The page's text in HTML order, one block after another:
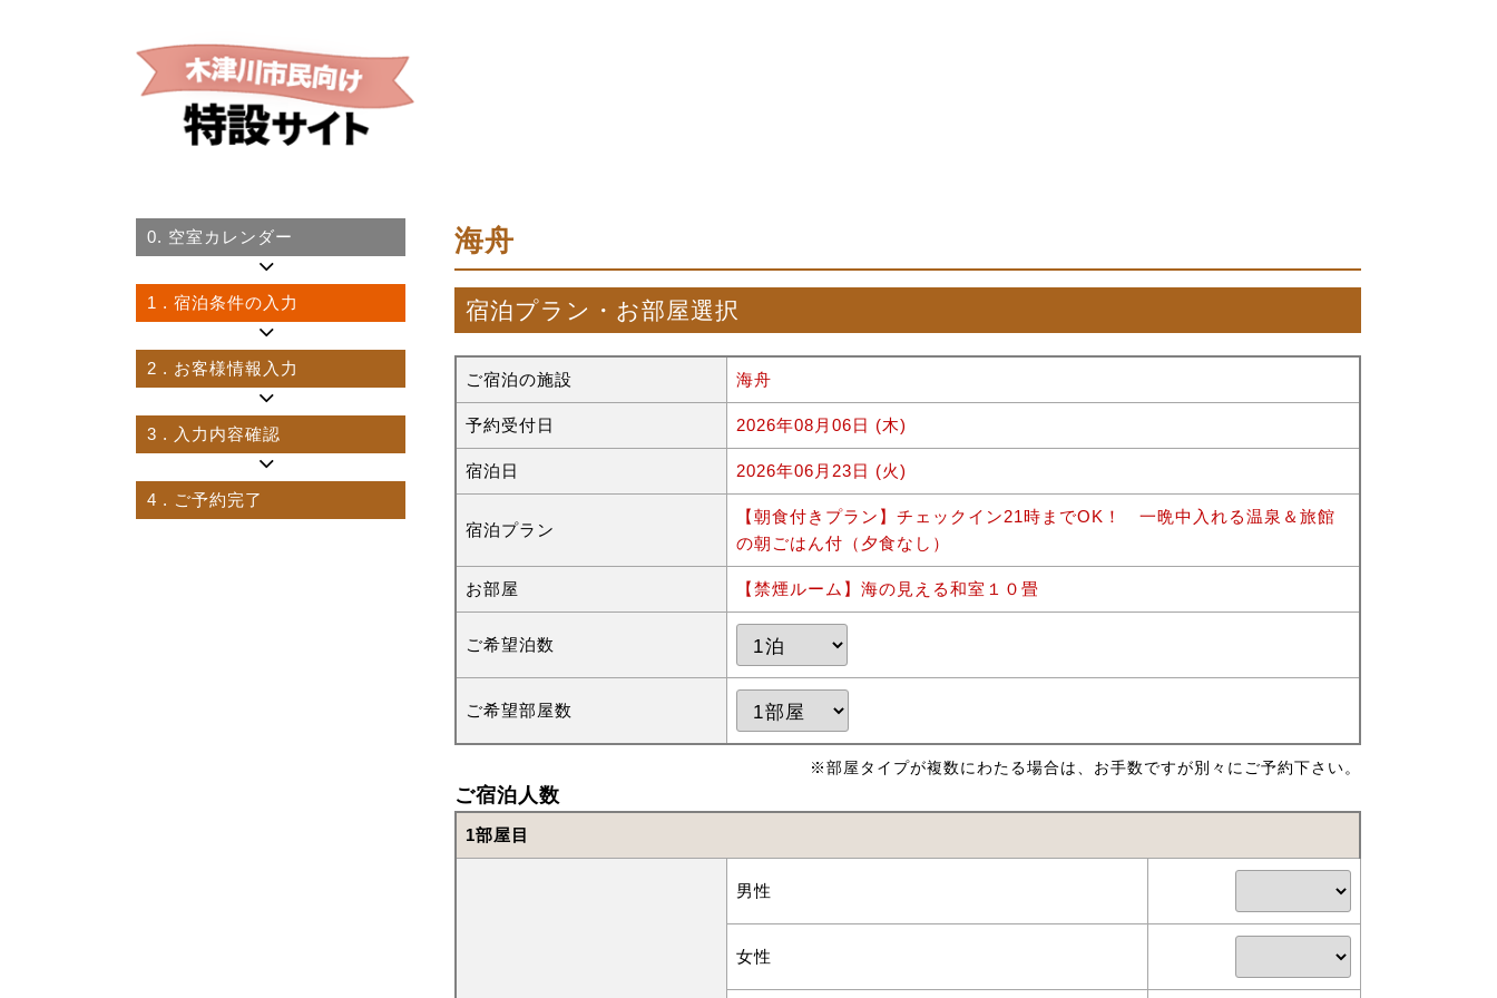
0. 空室カレンダー
1 . 宿泊条件の入力
2 . お客様情報入力
3 . 入力内容確認
4 . ご予約完了
海舟
宿泊プラン・お部屋選択
ご宿泊の施設 海舟
予約受付日 2026年08月06日 (木)
宿泊日 2026年06月23日 (火)
宿泊プラン
【朝食付きプラン】チェックイン21時までOK！ 一晩中入れる温泉＆旅館
の朝ごはん付（夕食なし）
お部屋 【禁煙ルーム】海の見える和室１０畳
ご希望泊数
ご希望部屋数
※部屋タイプが複数にわたる場合は、お手数ですが別々にご予約下さい。
ご宿泊人数
1部屋目
男性
女性